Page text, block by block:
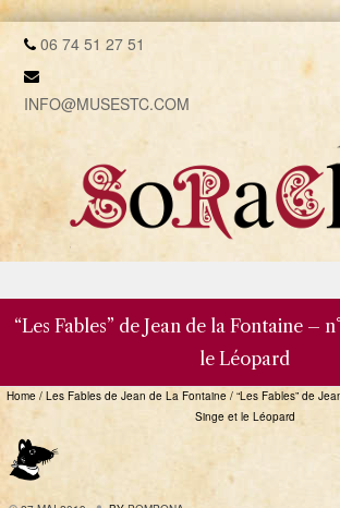
06 74 51 27 51
INFO@MUSESTC.COM
Skip to content
“Les Fables” de Jean de la Fontaine –
le Léopard
Home /Les Fables de Jean de La Fontaine /“Les Fables” de
Singe et le Léopard